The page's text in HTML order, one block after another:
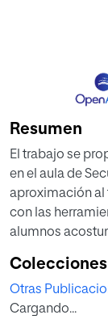
Resumen
El trabajo se
en el aula de
aproximación al
con las
alumnos
ejemplo de uso
abierto y fácil
en línea. En
Colecciones
Otras
Cargando...